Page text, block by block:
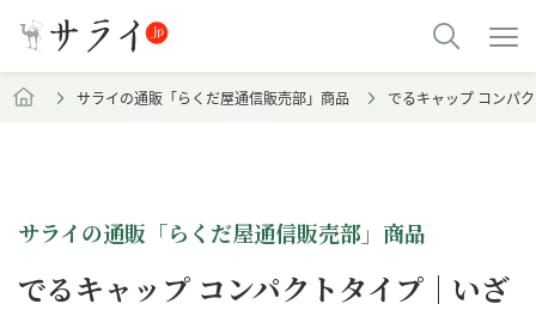
サライの通販「らくだ屋通信販売部」商品 でるキャップ コンパ
サライの通販「らくだ屋通信販売部」商品
でるキャップ コンパクトタイプ｜いざ